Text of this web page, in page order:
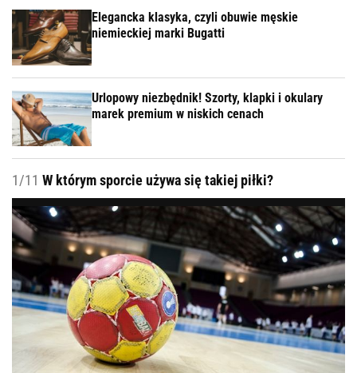
Elegancka klasyka, czyli obuwie męskie
niemieckiej marki Bugatti
Urlopowy niezbędnik! Szorty, klapki i okulary
marek premium w niskich cenach
1/11 W którym sporcie używa się takiej piłki?